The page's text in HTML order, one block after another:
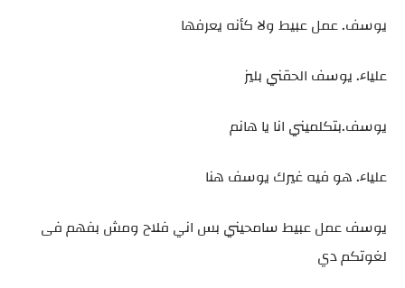
يوسف. عمل عبيط ولا كأنه يعرفها
علياء. يوسف الحقني بليز
يوسف.بتكلميني انا يا هانم
علياء. هو فيه غيرك يوسف هنا
يوسف عمل عبيط سامحيني بس اني فلاح ومش بفهم فى
لغوتكم دي